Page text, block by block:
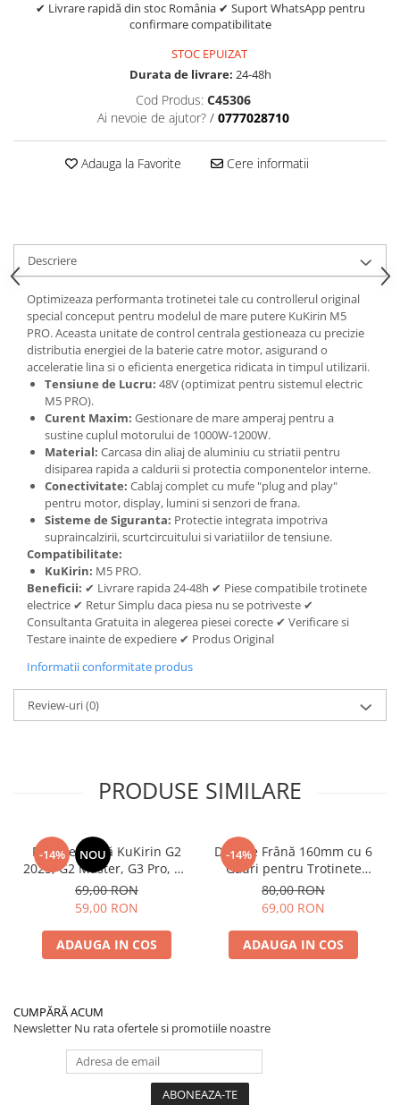
trotinete-electrice
https://www.doctortrotineta.ro/cauciucuri-
cauciucuri-bicicleta
Accesorii
Camere moto
Anvelope ATV
Cauciucuri bicicleta
Anvelope și Camere Utilaje
https://www.doctortrotineta.ro/plata-
tbi?
forceOriginalForEdit=1&preview=00681
✔ Livrare rapidă din stoc România ✔ Suport WhatsApp pentru
confirmare compatibilitate
STOC EPUIZAT
Durata de livrare: 24-48h
Cod Produs: C45306
Ai nevoie de ajutor? / 0777028710
Adauga la Favorite Cere informatii
Descriere
Optimizeaza performanta trotinetei tale cu controllerul original
special conceput pentru modelul de mare putere KuKirin M5
PRO. Aceasta unitate de control centrala gestioneaza cu precizie
distributia energiei de la baterie catre motor, asigurand o
acceleratie lina si o eficienta energetica ridicata in timpul utilizarii.
Tensiune de Lucru: 48V (optimizat pentru sistemul electric
M5 PRO).
Curent Maxim: Gestionare de mare amperaj pentru a
sustine cuplul motorului de 1000W-1200W.
Material: Carcasa din aliaj de aluminiu cu striatii pentru
disiparea rapida a caldurii si protectia componentelor interne.
Conectivitate: Cablaj complet cu mufe "plug and play"
pentru motor, display, lumini si senzori de frana.
Sisteme de Siguranta: Protectie integrata impotriva
supraincalzirii, scurtcircuitului si variatiilor de tensiune.
Compatibilitate:
KuKirin: M5 PRO.
Beneficii: ✔ Livrare rapida 24-48h ✔ Piese compatibile trotinete
electrice ✔ Retur Simplu daca piesa nu se potriveste ✔
Consultanta Gratuita in alegerea piesei corecte ✔ Verificare si
Testare inainte de expediere ✔ Produs Original
Informatii conformitate produs
Review-uri(0)
PRODUSE SIMILARE
-14% NOU
Plăcuțe Frână KuKirin G2
2025, G2 Master, G3 Pro, G4
– Set 2 Bucăți (Față sau
Spate) Premium
69,00 RON
59,00 RON
ADAUGA IN COS
-14%
Disc de Frână 160mm cu 6
Găuri pentru Trotinete
Electrice KuKirin G4 (Model
2025) și KuKirin G2 –
80,00 RON
69,00 RON
ADAUGA IN COS
CUMPĂRĂ ACUM
Newsletter Nu rata ofertele si promotiile noastre